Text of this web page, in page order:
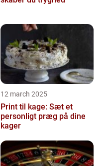
12 march 2025
Print til kage: Sæt et
personligt præg på dine
kager